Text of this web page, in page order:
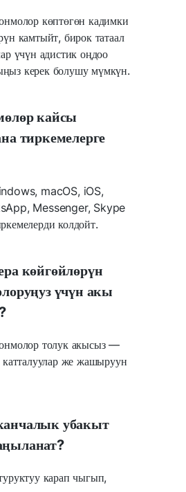
көптөгөн кадимки
камтыйт, бирок татаал
үчүн адистик оңдоо
керек болушу мүмкүн.
кайсы
тиркемелерге
macOS, iOS,
Messenger, Skype
колдойт.
көйгөйлөрүн
үчүн акы
толук акысыз —
же жашыруун
убакыт
карап чыгып,